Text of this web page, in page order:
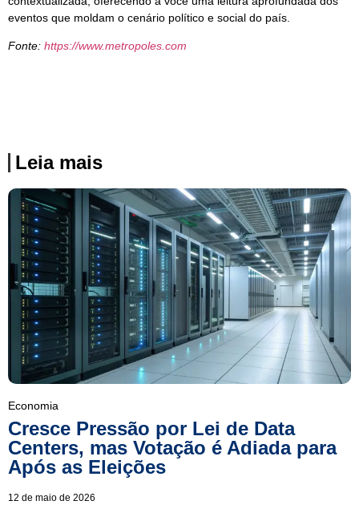
eventos que moldam o cenário político e social do país.
Fonte: https://www.metropoles.com
Leia mais
Economia
Cresce Pressão por Lei de Data
Centers, mas Votação é Adiada para
Após as Eleições
12 de maio de 2026